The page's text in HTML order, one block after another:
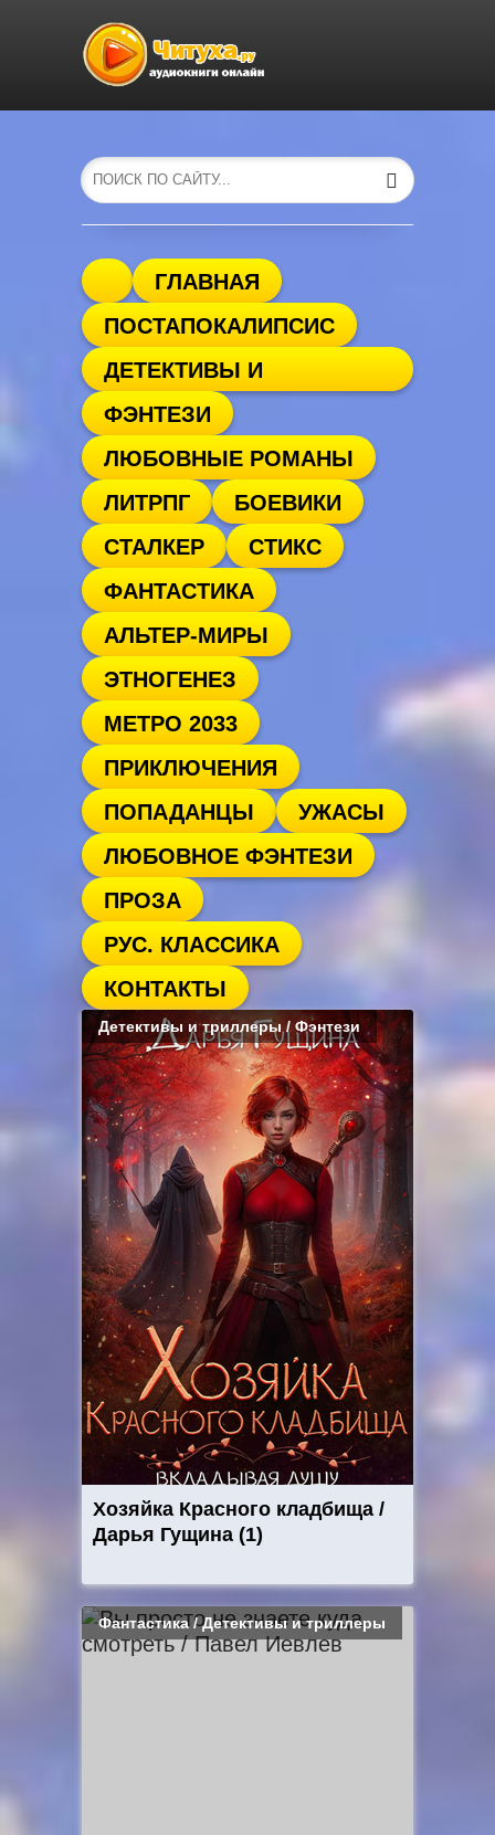
ГЛАВНАЯ
ПОСТАПОКАЛИПСИС
ДЕТЕКТИВЫ И
ТРИЛЛЕРЫ
ФЭНТЕЗИ
ЛЮБОВНЫЕ РОМАНЫ
ЛИТРПГ
БОЕВИКИ
СТАЛКЕР
СТИКС
ФАНТАСТИКА
АЛЬТЕР-МИРЫ
ЭТНОГЕНЕЗ
МЕТРО 2033
ПРИКЛЮЧЕНИЯ
ПОПАДАНЦЫ
УЖАСЫ
ЛЮБОВНОЕ ФЭНТЕЗИ
ПРОЗА
РУС. КЛАССИКА
КОНТАКТЫ
Детективы и триллеры / Фэнтези
Хозяйка Красного кладбища /
Дарья Гущина (1)
Фантастика / Детективы и триллеры